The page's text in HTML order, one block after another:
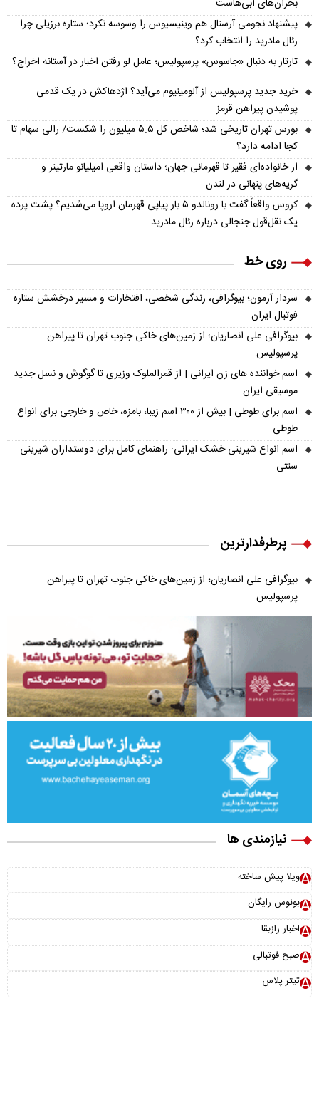
بحران‌های آبی‌هاست
پیشنهاد نجومی آرسنال هم وینیسیوس را وسوسه نکرد؛ ستاره برزیلی چرا
رئال مادرید را انتخاب کرد؟
تارتار به دنبال «جاسوس» پرسپولیس؛ عامل لو رفتن اخبار در آستانه اخراج؟
خرید جدید پرسپولیس از آلومینیوم می‌آید؟ اژدهاکش در یک قدمی
پوشیدن پیراهن قرمز
بورس تهران تاریخی شد؛ شاخص کل ۵.۵ میلیون را شکست/ رالی سهام تا
کجا ادامه دارد؟
از خانواده‌ای فقیر تا قهرمانی جهان؛ داستان واقعی امیلیانو مارتینز و
گریه‌های پنهانی در لندن
کروس واقعاً گفت با رونالدو ۵ بار پیاپی قهرمان اروپا می‌شدیم؟ پشت پرده
یک نقل‌قول جنجالی درباره رئال مادرید
روی خط
سردار آزمون؛ بیوگرافی، زندگی شخصی، افتخارات و مسیر درخشش ستاره
فوتبال ایران
بیوگرافی علی انصاریان؛ از زمین‌های خاکی جنوب تهران تا پیراهن
پرسپولیس
اسم خواننده های زن ایرانی | از قمرالملوک وزیری تا گوگوش و نسل جدید
موسیقی ایران
اسم برای طوطی | بیش از ۳۰۰ اسم زیبا، بامزه، خاص و خارجی برای انواع
طوطی
اسم انواع شیرینی خشک ایرانی: راهنمای کامل برای دوستداران شیرینی
سنتی
پرطرفدارترین
بیوگرافی علی انصاریان؛ از زمین‌های خاکی جنوب تهران تا پیراهن
پرسپولیس
نیازمندی ها
ویلا پیش ساخته
بونوس رایگان
اخبار رازبقا
صبح فوتبالی
تیتر پلاس